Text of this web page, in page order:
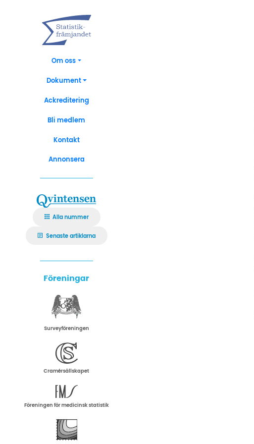
Om oss
Dokument
Ackreditering
Bli medlem
Kontakt
Annonsera
Alla nummer
Senaste artiklarna
Föreningar
Surveyföreningen
Cramérsällskapet
Föreningen för medicinsk statistik